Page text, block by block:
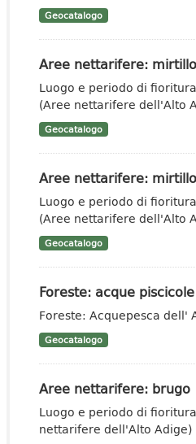
Geocatalogo
Aree nettarifere:
Luogo e periodo di
(Aree nettarifere dell'Alto
Geocatalogo
Aree nettarifere:
Luogo e periodo di
(Aree nettarifere dell'Alto
Geocatalogo
Foreste: acque piscicole
Foreste: Acquepesca dell'
Geocatalogo
Aree nettarifere: brugo
Luogo e periodo di
nettarifere dell'Alto Adige)